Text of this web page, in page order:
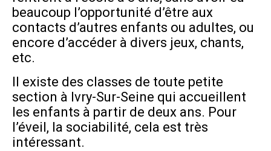
beaucoup l’opportunité d’être aux
contacts d’autres enfants ou adultes, ou
encore d’accéder à divers jeux, chants,
etc.
Il existe des classes de toute petite
section à Ivry-Sur-Seine qui accueillent
les enfants à partir de deux ans. Pour
l’éveil, la sociabilité, cela est très
intéressant.